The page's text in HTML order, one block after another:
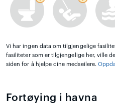
Vi har ingen data om tilgjengelige
fasiliteter som er tilgjengelige her, ville
siden for å hjelpe dine medseilere.
Fortøying i havna